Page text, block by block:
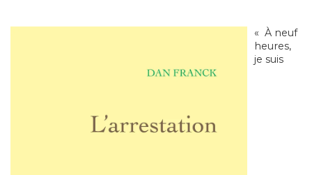
« À neuf
heures,
je suis